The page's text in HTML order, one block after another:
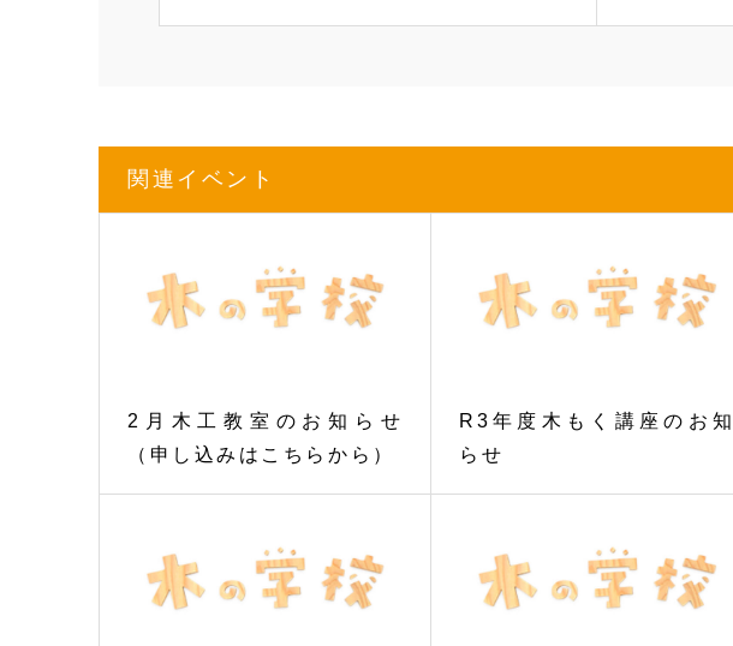
関連イベント
2月木工教室のお知らせ
（申し込みはこちらから）
R3年度木もく講座のお知
らせ